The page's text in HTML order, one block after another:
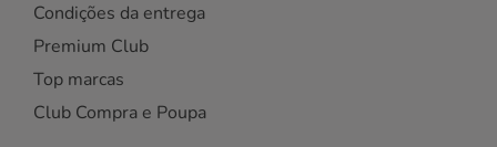
Condições da entrega
Premium Club
Top marcas
Club Compra e Poupa